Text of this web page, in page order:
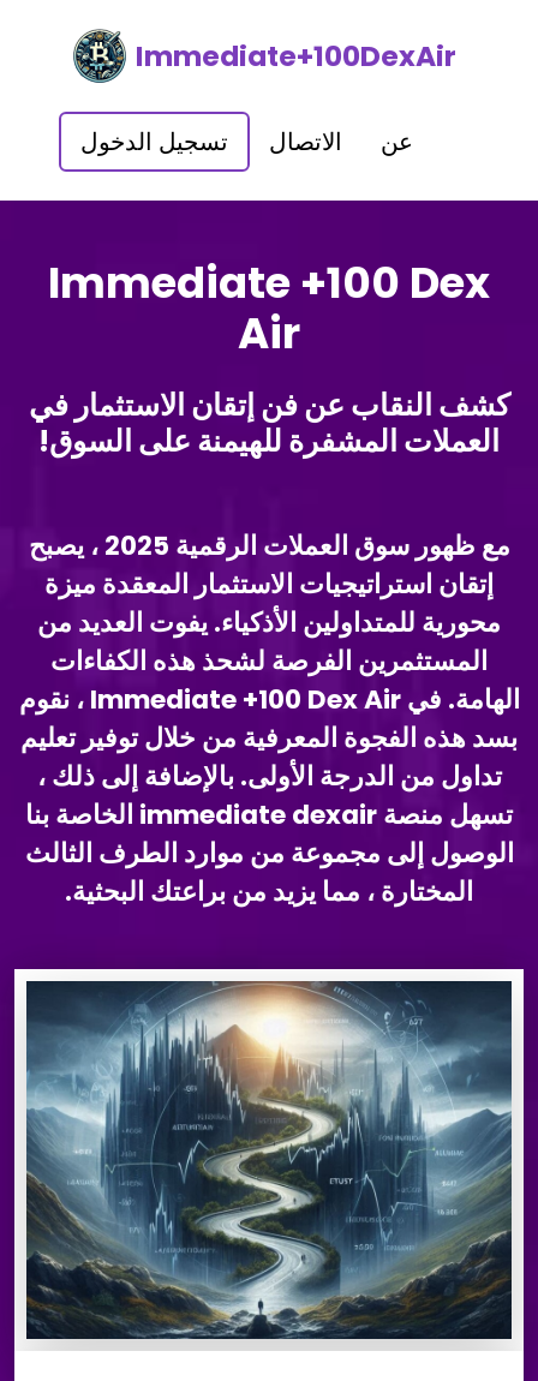
Immediate+100DexAir
عن الاتصال تسجيل الدخول
Immediate +100 Dex
Air
كشف النقاب عن فن إتقان الاستثمار في
العملات المشفرة للهيمنة على السوق!
مع ظهور سوق العملات الرقمية 2025 ، يصبح
إتقان استراتيجيات الاستثمار المعقدة ميزة
محورية للمتداولين الأذكياء. يفوت العديد من
المستثمرين الفرصة لشحذ هذه الكفاءات
الهامة. في Immediate +100 Dex Air ، نقوم
بسد هذه الفجوة المعرفية من خلال توفير تعليم
تداول من الدرجة الأولى. بالإضافة إلى ذلك ،
تسهل منصة immediate dexair الخاصة بنا
الوصول إلى مجموعة من موارد الطرف الثالث
المختارة ، مما يزيد من براعتك البحثية.